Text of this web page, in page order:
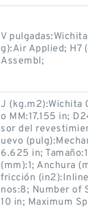
V
g):Air Applied; H7
Assembl;
J (kg.m2):Wichita
o MM:17.155 in;
sor del
uevo
6.625 in;
(mm):1; Anchura
fricción
nos:8; Number of
10 in; Maximum